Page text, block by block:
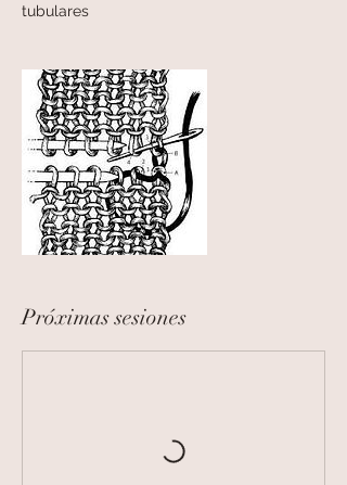
tubulares
Próximas sesiones